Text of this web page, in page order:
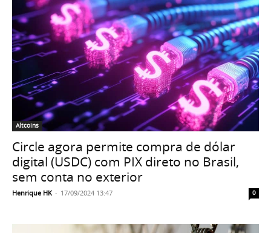
Altcoins
Circle agora permite compra de dólar
digital (USDC) com PIX direto no Brasil,
sem conta no exterior
Henrique HK - 17/09/2024 13:47 0